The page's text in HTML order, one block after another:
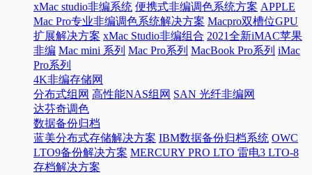
xMac studio非编系统 便携式非编调色系统方案 APPLE
Mac Pro专业非编调色系统解决方案 Macpro双槽位GPU
扩展解决方案 xMac Studio非编组合 2021全新iMAC苹果
非编 Mac mini 系列 Mac Pro系列 MacBook Pro系列 iMac
Pro系列
4K非编存储网
分布式组网 高性能NAS组网 SAN 光纤非编网
达芬奇调色
数据备份归档
蓝美分布式存储解决方案 IBM数据备份归档系统 OWC
LTO9备份解决方案 MERCURY PRO LTO 雷电3 LTO-8
存档解决方案